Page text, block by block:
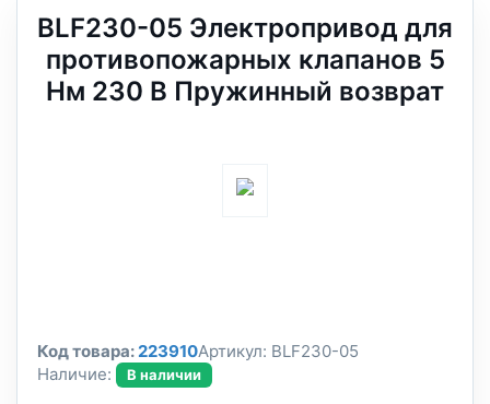
BLF230-05 Электропривод для
противопожарных клапанов 5
Нм 230 В Пружинный возврат
Код товара:223910Артикул: BLF230-05
Наличие:
В наличии